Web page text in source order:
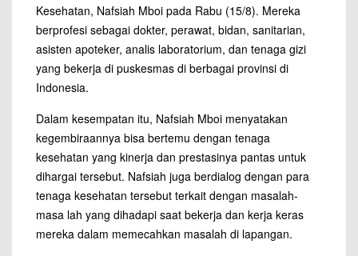
Kesehatan, Nafsiah Mboi pada Rabu (15/8). Mereka
berprofesi sebagai dokter, perawat, bidan, sanitarian,
asisten apoteker, analis laboratorium, dan tenaga gizi
yang bekerja di puskesmas di berbagai provinsi di
Indonesia.
Dalam kesempatan itu, Nafsiah Mboi menyatakan
kegembiraannya bisa bertemu dengan tenaga
kesehatan yang kinerja dan prestasinya pantas untuk
dihargai tersebut. Nafsiah juga berdialog dengan para
tenaga kesehatan tersebut terkait dengan masalah-
masa lah yang dihadapi saat bekerja dan kerja keras
mereka dalam memecahkan masalah di lapangan.